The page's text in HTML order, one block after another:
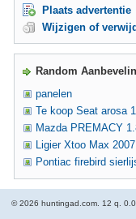
Plaats advertentie
Wijzigen of
Random
panelen
Te koop Seat arosa
Mazda PREMACY
Ligier Xtoo Max
Pontiac firebird
© 2026 huntingad.com. 12 q.